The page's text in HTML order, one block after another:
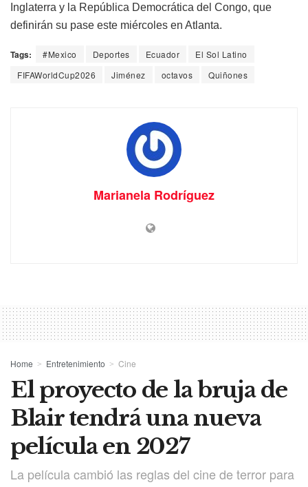
Inglaterra y la República Democrática del Congo, que
definirán su pase este miércoles en Atlanta.
Tags: #Mexico Deportes Ecuador
El Sol Latino
FIFAWorldCup2026
Jiménez octavos Quiñones
Marianela Rodríguez
Home Entretenimiento Cine
El proyecto de la bruja de
Blair tendrá una nueva
película en 2027
La película cambió las reglas del cine de terror para